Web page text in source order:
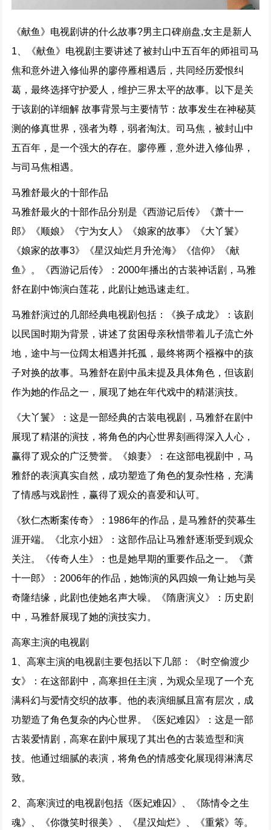
《献鱼》电视剧讲的什么故事?男主口碑崩盘,女主是新人
1、《献鱼》电视剧主要讲述了被封山中五百年的师祖司马
焦和意外进入修仙界的廖停雁相遇后，共同经历爱恨纠
葛，最终选择守护爱人，维护三界太平的故事。以下是关
于该剧的详细解 故事背景与主要情节：故事发生在神秘莫
测的修真世界，强者为尊，弱者淘汰。司马焦，被封山中
五百年，是一个强大的存在。廖停雁，意外进入修仙界，
与司马焦相遇。
马雅舒最火的十部作品
马雅舒最火的十部作品分别是《西游记后传》《萧十一
郎》《顺娘》《宁为女人》《娘家的故事》《大丫鬟》
《娘家的故事3》《星汉灿烂月升沧海》《信仰》《献
鱼》。《西游记后传》：2000年播出的古装神话剧，马雅
舒在剧中饰演白莲花，此剧让她迅速走红。
马雅舒演过的几部经典电视剧包括：《换子成龙》：该剧
以民国时期为背景，讲述了贫困母亲秋惜带着儿子流亡外
地，途中与一位阔太相遇并托孤，最终将两个襁褓中的孩
子对换的故事。马雅舒在剧中虽未提及具体角色，但该剧
作为她的作品之一，展现了她在年代戏中的精湛演技。
《大丫鬟》：这是一部经典的古装电视剧，马雅舒在剧中
展现了精湛的演技，将角色的内心世界刻画得深入人心，
赢得了观众的广泛赞誉。《娘妻》：在这部电视剧中，马
雅舒的表演真实自然，成功塑造了角色的复杂性格，充满
了情感与戏剧性，赢得了观众的喜爱和认可。
《狄仁杰断案传奇》：1986年的作品，是马雅舒的荧幕生
涯开端。《北京小妞》：这部作品让马雅舒逐渐受到观众
关注。《传奇人生》：也是她早期的重要作品之一。《萧
十一郎》：2006年的作品，她饰演的风四娘一角让她与吴
奇隆结缘，此剧也使她名声大噪。《隋唐演义》：历史剧
中，马雅舒展现了她的演技实力。
高寒主演的电视剧
1、高寒主演的电视剧主要包括以下几部：《时空偷渡少
女》：在这部剧中，高寒担任主演，为观众呈现了一个充
满科幻与爱情交织的故事。他的表演细腻且富有层次，成
功塑造了角色复杂的内心世界。《医妃难囚》：这是一部
古装爱情剧，高寒在剧中展现了其出色的古装造型和演
技。他通过细腻的表演，将角色的情感变化展现得淋漓尽
致。
2、高寒演过的电视剧包括《医妃难囚》、《陈情令之生
魂》、《你微笑时很美》、《星汉灿烂》、《重紫》等。